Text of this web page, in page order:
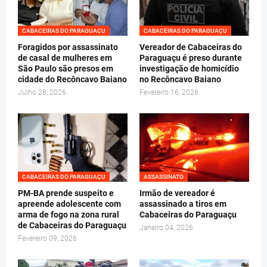
CABACEIRAS DO PARAGUAÇU
Foragidos por assassinato
de casal de mulheres em
São Paulo são presos em
cidade do Recôncavo Baiano
Julho 28, 2026
CABACEIRAS DO PARAGUAÇU
Vereador de Cabaceiras do
Paraguaçu é preso durante
investigação de homicídio
no Recôncavo Baiano
Fevereiro 16, 2026
CABACEIRAS DO PARAGUAÇU
PM-BA prende suspeito e
apreende adolescente com
arma de fogo na zona rural
de Cabaceiras do Paraguaçu
Fevereiro 09, 2026
ASSASSINATO
Irmão de vereador é
assassinado a tiros em
Cabaceiras do Paraguaçu
Janeiro 04, 2026